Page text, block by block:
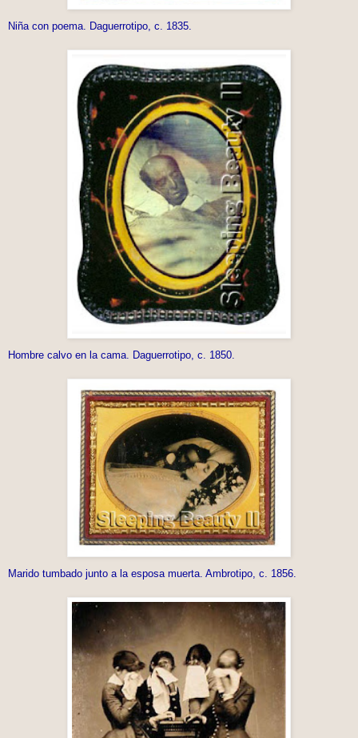
Niña con poema. Daguerrotipo, c. 1835.
Hombre calvo en la cama. Daguerrotipo, c. 1850.
Marido tumbado junto a la esposa muerta. Ambrotipo, c. 1856.